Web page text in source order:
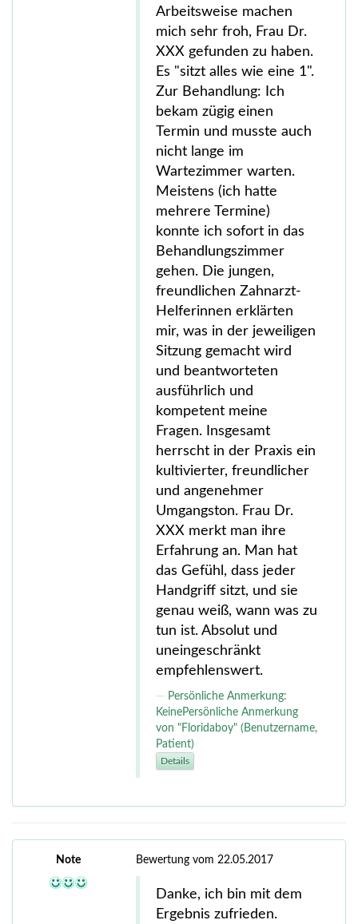
Arbeitsweise machen
mich sehr froh, Frau Dr.
XXX gefunden zu haben.
Es "sitzt alles wie eine 1".
Zur Behandlung: Ich
bekam zügig einen
Termin und musste auch
nicht lange im
Wartezimmer warten.
Meistens (ich hatte
mehrere Termine)
konnte ich sofort in das
Behandlungszimmer
gehen. Die jungen,
freundlichen Zahnarzt-
Helferinnen erklärten
mir, was in der jeweiligen
Sitzung gemacht wird
und beantworteten
ausführlich und
kompetent meine
Fragen. Insgesamt
herrscht in der Praxis ein
kultivierter, freundlicher
und angenehmer
Umgangston. Frau Dr.
XXX merkt man ihre
Erfahrung an. Man hat
das Gefühl, dass jeder
Handgriff sitzt, und sie
genau weiß, wann was zu
tun ist. Absolut und
uneingeschränkt
empfehlenswert.
Persönliche Anmerkung:
KeinePersönliche Anmerkung
von "Floridaboy" (Benutzername,
Patient)
Details
Note Bewertung vom 22.05.2017
Danke, ich bin mit dem
Ergebnis zufrieden.